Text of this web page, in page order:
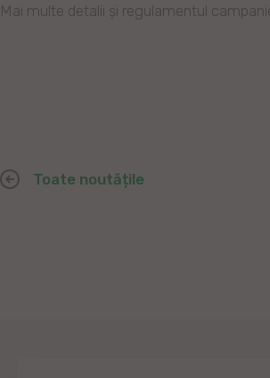
Mai multe detalii și regulamentul
Toate noutățile